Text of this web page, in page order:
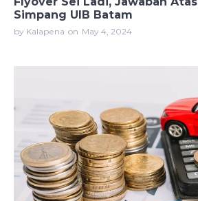
Simpang UIB Batam
by Kalapena on May 4, 2024